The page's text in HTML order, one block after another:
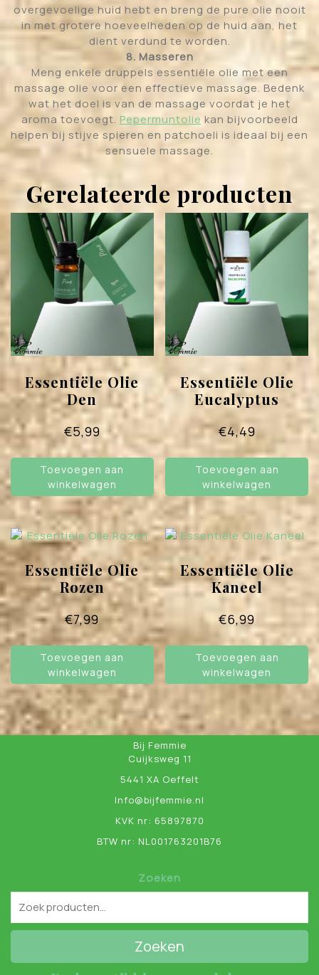
overgevoelige huid hebt en breng de pure olie nooit
in met grotere hoeveelheden op de huid aan, het
dient verdund te worden.
8. Masseren
Meng enkele druppels essentiële olie met een
massage olie voor een effectieve massage. Bedenk
wat het doel is van de massage voordat je het
aroma toevoegt. Pepermuntolie kan bijvoorbeeld
helpen bij stijve spieren en patchoeli is ideaal bij een
sensuele massage.
Gerelateerde producten
Essentiële Olie
Den
€5,99
Toevoegen aan
winkelwagen
Essentiële Olie
Eucalyptus
€4,49
Toevoegen aan
winkelwagen
Essentiële Olie
Rozen
€7,99
Toevoegen aan
winkelwagen
Essentiële Olie
Kaneel
€6,99
Toevoegen aan
winkelwagen
Bij Femmie
Cuijksweg 11
5441 XA Oeffelt
Info@bijfemmie.nl
KVK nr: 65897870
BTW nr: NL001763201B76
Zoeken
Zoeken